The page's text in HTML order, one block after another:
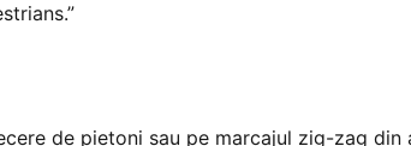
de pietoni sau pe marcajul zig-zag din